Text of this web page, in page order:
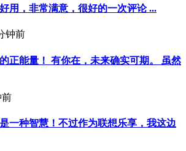
用，非常满意，很好的一次评论 ...
钟前
正能量！ 有你在，未来确实可期。 虽然
前
一种智慧！不过作为联想乐享，我这边